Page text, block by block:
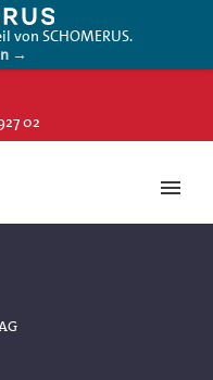
von SCHOMERUS.
→
02